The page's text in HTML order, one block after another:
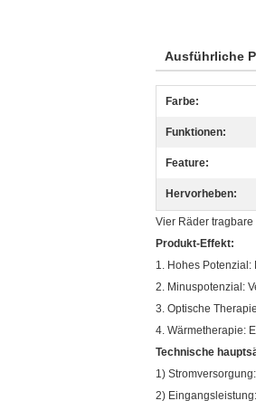
Ausführliche
Farbe:
Funktionen:
Feature:
Hervorheben:
Vier Räder
Produkt-Effekt:
1. Hohes
2. Minuspotenzial:
3. Optische
4. Wärmetherapie:
Technische
1)
2)